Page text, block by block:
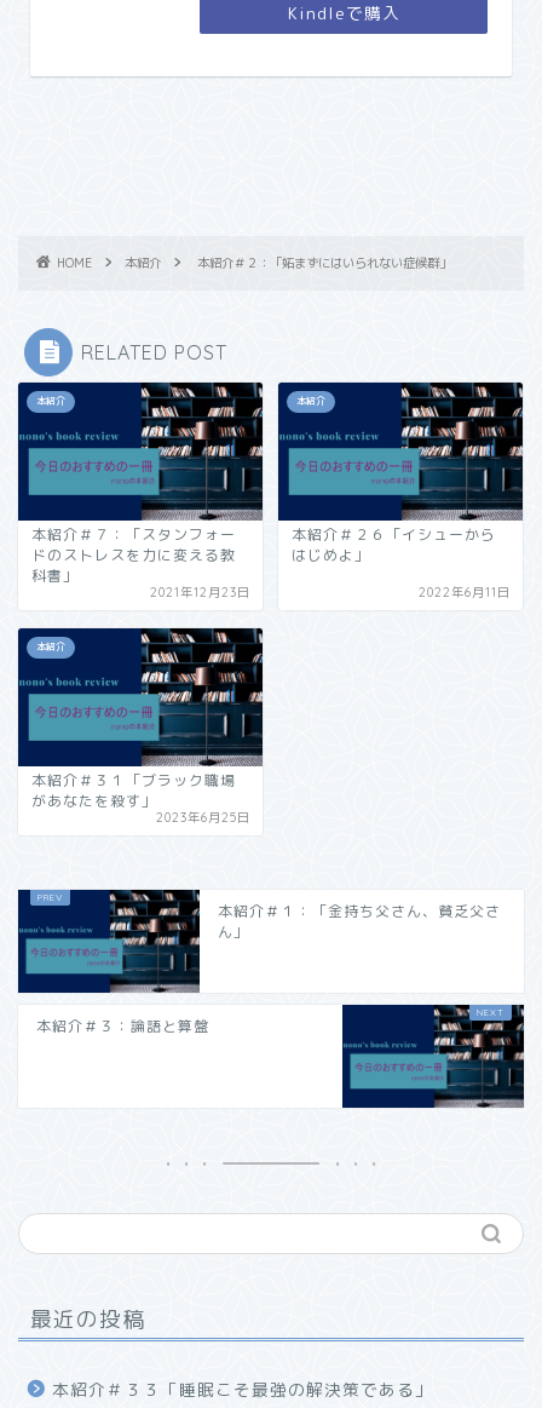
Kindleで購入
HOME 本紹介 本紹介＃２：「妬まずにはいられない症候群」
RELATED POST
本紹介
本紹介＃７：「スタンフォー
ドのストレスを力に変える教
科書」
2021年12月23日
本紹介
本紹介＃２６「イシューから
はじめよ」
2022年6月11日
本紹介
本紹介＃３１「ブラック職場
があなたを殺す」
2023年6月25日
本紹介＃１：「金持ち父さん、貧乏父さ
ん」
本紹介＃３：論語と算盤
最近の投稿
本紹介＃３３「睡眠こそ最強の解決策である」